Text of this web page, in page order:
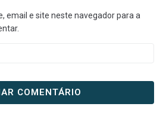
email e site neste navegador para a